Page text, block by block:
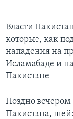
ДИСКУССИЯ
ДЕТАЛИ
НЬЮ-ЙОРК NEW
АРТЕФАКТЫ
ТЕСТЫ
ЗА СВОБОДУ
УЧИМ
ВИДЕО
Learning English
Власти
которые, как
нападения на
Исламабаде и
Пакистане
Поздно
Пакистана,